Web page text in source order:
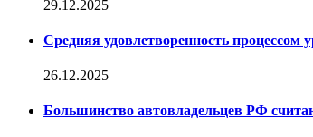
29.12.2025
Средняя удовлетворенность
26.12.2025
Большинство автовладельцев РФ